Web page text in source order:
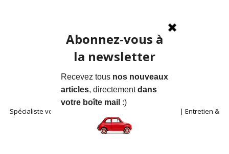
Spécialiste voitures anciennes en Provence | Location | Entretien &
Restauration | Blog